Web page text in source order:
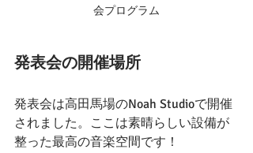
会プログラム
発表会の開催場所
発表会は高田馬場のNoah Studioで開催
されました。ここは素晴らしい設備が
整った最高の音楽空間です！